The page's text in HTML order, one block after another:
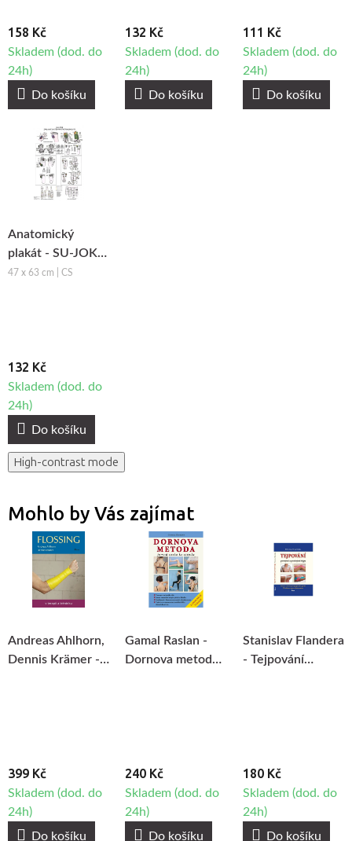
158 Kč
Skladem (dod. do
24h)
Do košíku
132 Kč
Skladem (dod. do
24h)
Do košíku
111 Kč
Skladem (dod. do
24h)
Do košíku
Anatomický
plakát - SU-JOK -
základní systém
47 x 63 cm | CS
132 Kč
Skladem (dod. do
24h)
Do košíku
High-contrast mode
Mohlo by Vás zajímat
Andreas Ahlhorn,
Dennis Krämer -
399 Kč
Skladem (dod. do
24h)
Do košíku
Gamal Raslan -
Dornova metoda -
240 Kč
Skladem (dod. do
24h)
Do košíku
Stanislav Flandera
- Tejpování
180 Kč
Skladem (dod. do
24h)
Do košíku